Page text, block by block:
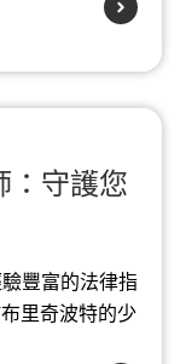
：守護您
豐富的法律指
里奇波特的少